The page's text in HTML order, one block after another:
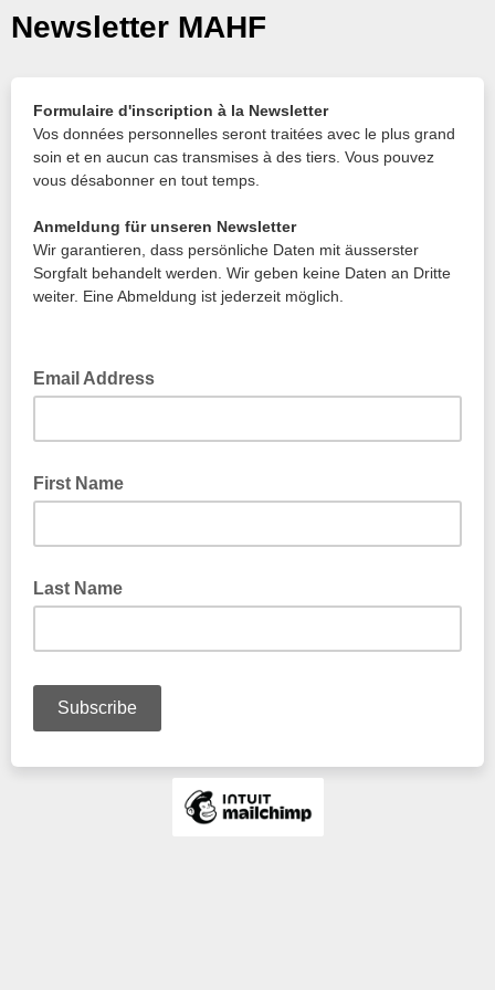
Newsletter MAHF
Formulaire d'inscription à la Newsletter
Vos données personnelles seront traitées avec le plus grand
soin et en aucun cas transmises à des tiers. Vous pouvez
vous désabonner en tout temps.
Anmeldung für unseren Newsletter
Wir garantieren, dass persönliche Daten mit äusserster
Sorgfalt behandelt werden. Wir geben keine Daten an Dritte
weiter. Eine Abmeldung ist jederzeit möglich.
Email Address
First Name
Last Name